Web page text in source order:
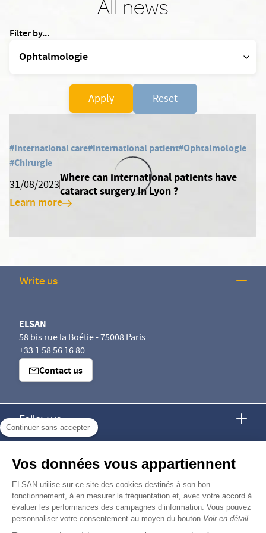
Continuer sans accepter
Vos données vous appartiennent
ELSAN utilise sur ce site des cookies destinés à son bon
fonctionnement, à en mesurer la fréquentation et, avec votre accord à
évaluer les performances des campagnes d’information. Vous pouvez
personnaliser votre consentement au moyen du bouton Voir en détail
All news
Filter by...
Apply Reset
#International care#International patient#Ophtalmologie
#Chirurgie
31/08/2023
Where can international patients have
cataract surgery in Lyon ?
Learn more
Write us
ELSAN
58 bis rue la Boétie - 75008 Paris
+33 1 58 56 16 80
Contact us
Follow us
Join us